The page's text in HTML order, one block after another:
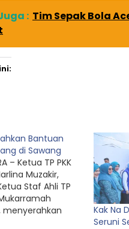
: Tim Sepak Bola
Bantuan
di Sawang
– Ketua TP PKK
Muzakir,
Staf Ahli TP
menyerahkan
Kak Na
Seruni